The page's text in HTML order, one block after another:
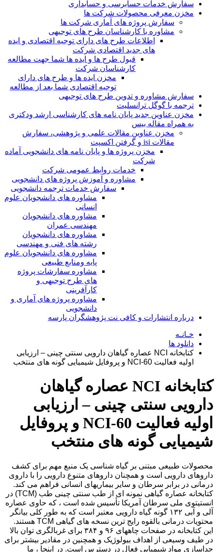
سفارش خدمات حسابرسی و حسابداری
مخزن معرفی محصولات شرکت ها
سفارش پروژه های آماری شرکت ها
مشاوره با کارشناسان طرح های توجیهی
اطلاعات طرح های دارای توجیه اقتصادی و ایده
های جدید اقتصادی شرکت
قبول طرح ها و ایده ها شما جهت مطالعه
کارشناسان شرکت
مخزن ایده ها و طرح های دارای
توجیه اقتصادی شما بعد از مطالعه
سفارش مشاوره و تدوین طرح های توجیهی
ترجمه با گوگل ترانسلیت
مخزن عناوین جدید پایان نامه های کارشناسی ارشد ودکتری
به همراه مقاله بیس
مخزن عناوین مقالات علمی و پژوهشی، سفارش
مقالات isi و گرفتن اکسپت
مخزن پروژه ها و پایان نامه های دانشجویی آماده
شرکت
خدمات روابط عمومی شرکت
مشاوره و آموزش پروژه های دانشجویی
سفارش خدمات ترجمه دانشجویی
مشاوره های دانشجویان علوم
انسانی
مشاوره های دانشجویان
مهندسی عمران
مشاوره های دانشجویان
رشته های فنی و مهندسی
مشاوره های دانشجویان علوم
پایه ومنابع طبیعی
مشاوره سفارشات پروژه
های طرح توجیهی و
کارآفرینی
مشاوره پروژه های آماری و
دانشجویی
درباره انتشارات و کافی نت پژوهشگران پارسه
خـانـه
دانلود ها
کتابخانه NCI عصاره گیاهان دارویی سنتی چینی – ارزیابی
اولیه فعالیت NCI-60 و پروفایل شیمیایی گونه های منتخب
کتابخانه NCI عصاره گیاهان
دارویی سنتی چینی – ارزیابی
اولیه فعالیت NCI-60 و پروفایل
شیمیایی گونه های منتخب
محصولات طبیعی مبتنی بر گیاه شناسی یک منبع مهم برای کشف
داروهای دارویی است و همچنان داروهای متنوع دارویی را با داروی
درمانی در برابر سرطان و سایر بیماریهای انسانی فراهم می کند.
کتابخانه عصاره گیاهی نمونه ای از طب سنتی چینی طب (TCM) در
انستیتوی ملی سرطان آمریکا تأسیس شده است ، که حاوی عصاره
آلی و آبی ۱۳۲ گونه گیاه دارویی معتبر است که به طور کلی بیانگر
محتویات درمانی بالقوه رایج ترین نسخه های گیاهی TCM هستند.
این کتابخانه در صفحات چاههای ۹۶ و ۳۸۴ برای غربالگری توان بالا
در طیف وسیعی از اهداف بیولوژیک و همچنین در مقادیر بیشتر برای
جداسازی مواد شیمیایی فعال در دسترس است. در اینجا ، ما